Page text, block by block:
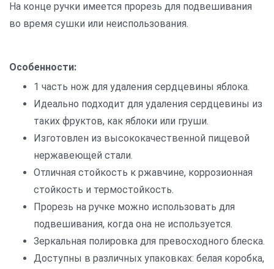
На конце ручки имеется прорезь для подвешивания
во время сушки или неиспользования.
Особенности:
1 часть нож для удаления сердцевины яблока.
Идеально подходит для удаления сердцевины из
таких фруктов, как яблоки или груши.
Изготовлен из высококачественной пищевой
нержавеющей стали.
Отличная стойкость к ржавчине, коррозионная
стойкость и термостойкость.
Прорезь на ручке можно использовать для
подвешивания, когда она не используется.
Зеркальная полировка для превосходного блеска.
Доступны в различных упаковках: белая коробка,